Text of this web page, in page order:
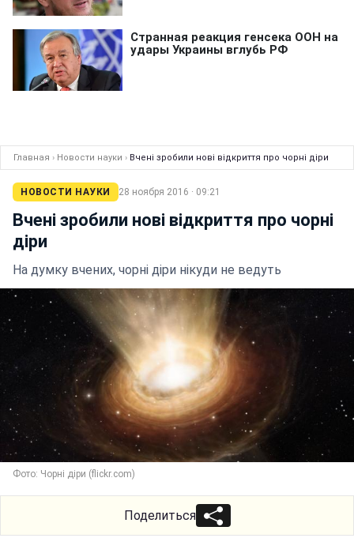
Главная › Новости науки › Вчені зробили нові відкриття про чорні діри
НОВОСТИ НАУКИ 28 ноября 2016 · 09:21
Вчені зробили нові відкриття про чорні
діри
На думку вчених, чорні діри нікуди не ведуть
Фото: Чорні діри (flickr.com)
Поделиться